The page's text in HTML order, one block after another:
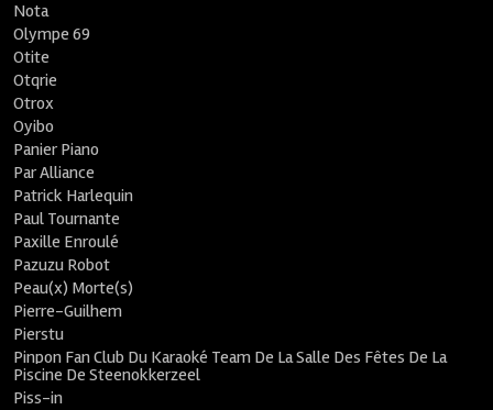
Nota
Olympe 69
Otite
Otqrie
Otrox
Oyibo
Panier Piano
Par Alliance
Patrick Harlequin
Paul Tournante
Paxille Enroulé
Pazuzu Robot
Peau(x) Morte(s)
Pierre-Guilhem
Pierstu
Pinpon Fan Club Du Karaoké Team De La Salle Des Fêtes De La
Piscine De Steenokkerzeel
Piss-in